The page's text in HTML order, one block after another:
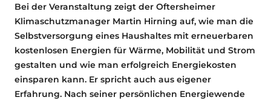
Bei der Veranstaltung zeigt der Oftersheimer
Klimaschutzmanager Martin Hirning auf, wie man die
Selbstversorgung eines Haushaltes mit erneuerbaren
kostenlosen Energien für Wärme, Mobilität und Strom
gestalten und wie man erfolgreich Energiekosten
einsparen kann. Er spricht auch aus eigener
Erfahrung. Nach seiner persönlichen Energiewende